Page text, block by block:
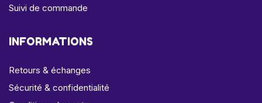
Suivi de commande
INFORMATIONS
Retours & échanges
Sécurité & confidentialité